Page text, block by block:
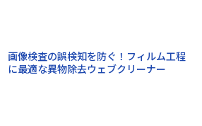
画像検査の誤検知を防ぐ！フィルム工程
に最適な異物除去ウェブクリーナー